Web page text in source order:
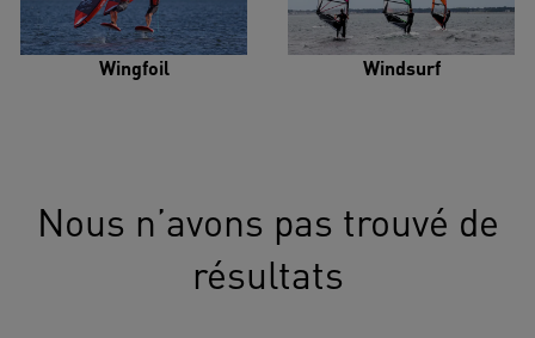
Wingfoil Windsurf
Nous n’avons pas trouvé de
résultats